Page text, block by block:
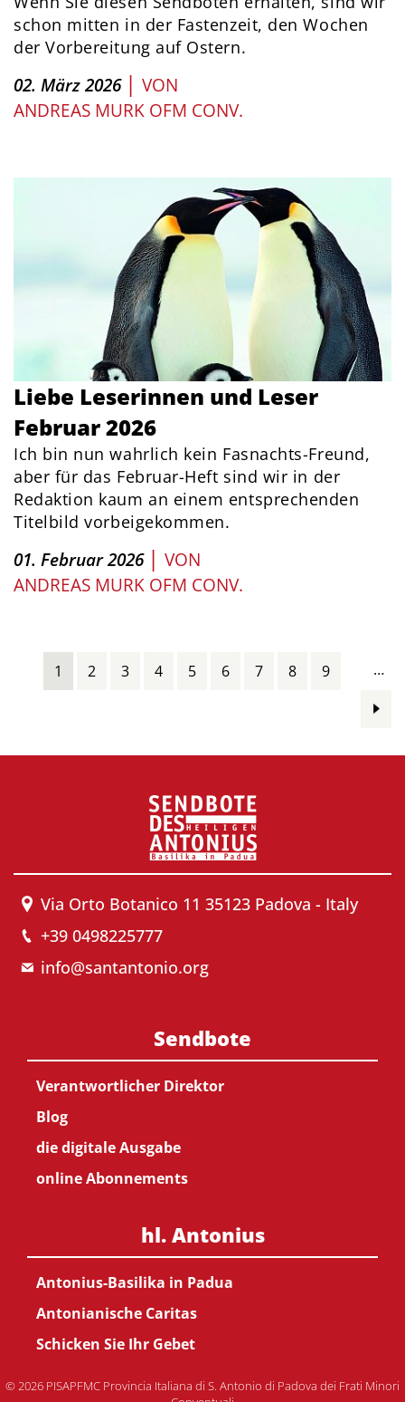
schon mitten in der Fastenzeit, den Wochen
der Vorbereitung auf Ostern.
02. März 2026 | VON
ANDREAS MURK OFM CONV.
Liebe Leserinnen und Leser
Februar 2026
Ich bin nun wahrlich kein Fasnachts-Freund,
aber für das Februar-Heft sind wir in der
Redaktion kaum an einem entsprechenden
Titelbild vorbeigekommen.
01. Februar 2026 | VON
ANDREAS MURK OFM CONV.
Pages
1 2 3 4 5 6 7 8 9 …
Via Orto Botanico 11 35123 Padova - Italy
+39 0498225777
info@santantonio.org
Sendbote
Verantwortlicher Direktor
Blog
die digitale Ausgabe
online Abonnements
hl. Antonius
Antonius-Basilika in Padua
Antonianische Caritas
Schicken Sie Ihr Gebet
© 2026 PISAPFMC Provincia Italiana di S. Antonio di Padova dei Frati Minori